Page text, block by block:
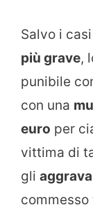
Salvo i
più grave,
punibile
con una
euro per
vittima di
gli